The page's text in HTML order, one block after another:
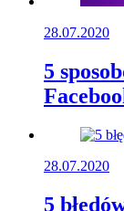
28.07.2020
5
28.07.2020
5